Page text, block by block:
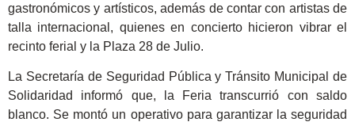
gastronómicos y artísticos, además de contar con artistas de
talla internacional, quienes en concierto hicieron vibrar el
recinto ferial y la Plaza 28 de Julio.
La Secretaría de Seguridad Pública y Tránsito Municipal de
Solidaridad informó que, la Feria transcurrió con saldo
blanco. Se montó un operativo para garantizar la seguridad